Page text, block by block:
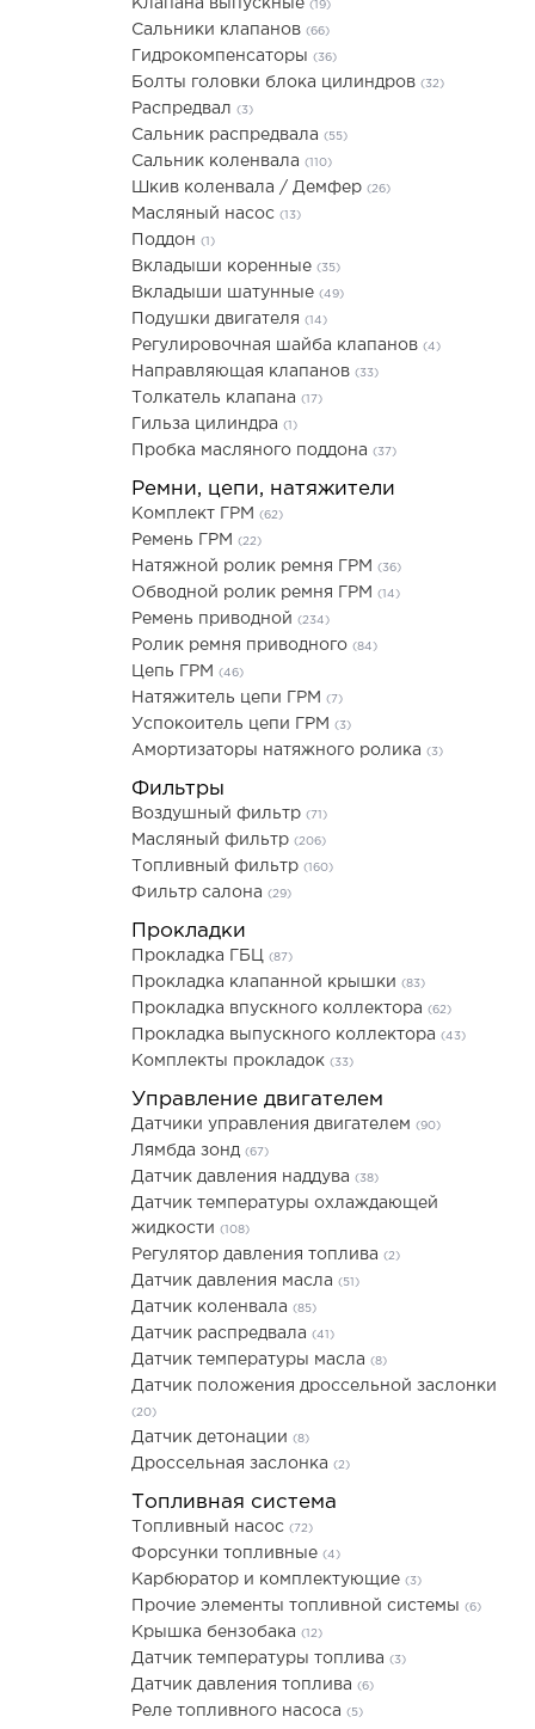
Клапана выпускные (19)
Сальники клапанов (66)
Гидрокомпенсаторы (36)
Болты головки блока цилиндров (32)
Распредвал (3)
Сальник распредвала (55)
Сальник коленвала (110)
Шкив коленвала / Демфер (26)
Масляный насос (13)
Поддон (1)
Вкладыши коренные (35)
Вкладыши шатунные (49)
Подушки двигателя (14)
Регулировочная шайба клапанов (4)
Направляющая клапанов (33)
Толкатель клапана (17)
Гильза цилиндра (1)
Пробка масляного поддона (37)
Ремни, цепи, натяжители
Комплект ГРМ (62)
Ремень ГРМ (22)
Натяжной ролик ремня ГРМ (36)
Обводной ролик ремня ГРМ (14)
Ремень приводной (234)
Ролик ремня приводного (84)
Цепь ГРМ (46)
Натяжитель цепи ГРМ (7)
Успокоитель цепи ГРМ (3)
Амортизаторы натяжного ролика (3)
Фильтры
Воздушный фильтр (71)
Масляный фильтр (206)
Топливный фильтр (160)
Фильтр салона (29)
Прокладки
Прокладка ГБЦ (87)
Прокладка клапанной крышки (83)
Прокладка впускного коллектора (62)
Прокладка выпускного коллектора (43)
Комплекты прокладок (33)
Управление двигателем
Датчики управления двигателем (90)
Лямбда зонд (67)
Датчик давления наддува (38)
Датчик температуры охлаждающей
жидкости (108)
Регулятор давления топлива (2)
Датчик давления масла (51)
Датчик коленвала (85)
Датчик распредвала (41)
Датчик температуры масла (8)
Датчик положения дроссельной заслонки
(20)
Датчик детонации (8)
Дроссельная заслонка (2)
Топливная система
Топливный насос (72)
Форсунки топливные (4)
Карбюратор и комплектующие (3)
Прочие элементы топливной системы (6)
Крышка бензобака (12)
Датчик температуры топлива (3)
Датчик давления топлива (6)
Реле топливного насоса (5)